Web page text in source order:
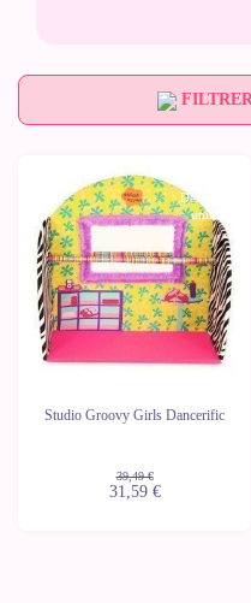
Dernières
unités
Studio Groovy Girls Dancerific
39,49 €
31,59 €